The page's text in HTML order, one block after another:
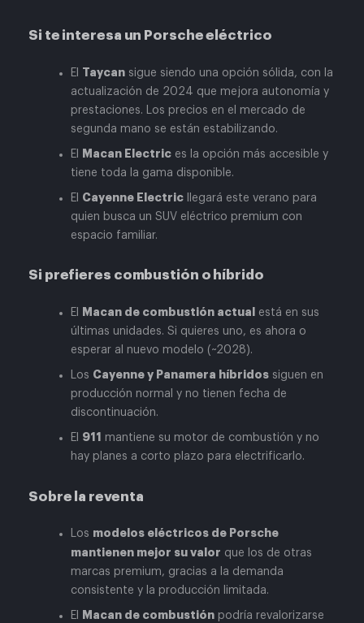
Si te interesa un Porsche eléctrico
El Taycan sigue siendo una opción sólida, con la
actualización de 2024 que mejora autonomía y
prestaciones. Los precios en el mercado de
segunda mano se están estabilizando.
El Macan Electric es la opción más accesible y
tiene toda la gama disponible.
El Cayenne Electric llegará este verano para
quien busca un SUV eléctrico premium con
espacio familiar.
Si prefieres combustión o híbrido
El Macan de combustión actual
está en sus
últimas unidades. Si quieres uno, es ahora o
esperar al nuevo modelo (~2028).
Los Cayenne y Panamera híbridos siguen en
producción normal y no tienen fecha de
discontinuación.
El 911
mantiene su motor de combustión y no
hay planes a corto plazo para electrificarlo.
Sobre la reventa
Los modelos eléctricos de Porsche
mantienen mejor su valor que los de otras
marcas premium, gracias a la demanda
consistente y la producción limitada.
El Macan de combustión podría revalorizarse